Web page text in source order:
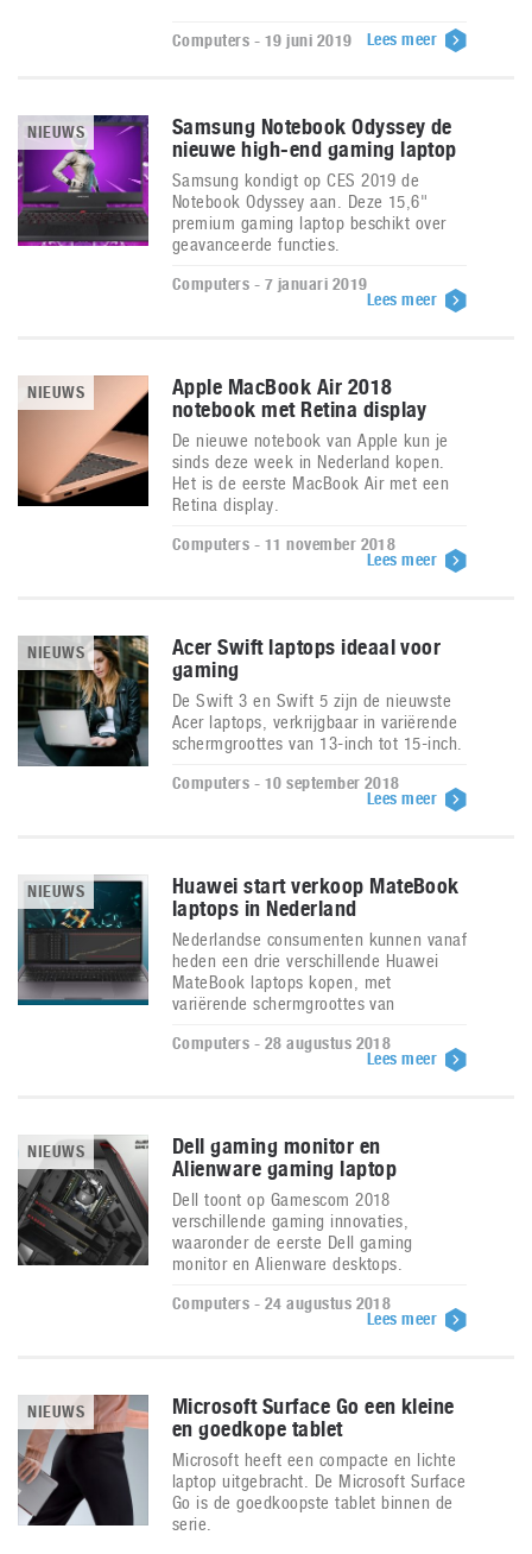
Computers - 19 juni 2019 Lees meer
NIEUWS
Samsung Notebook Odyssey de
nieuwe high-end gaming laptop
Samsung kondigt op CES 2019 de
Notebook Odyssey aan. Deze 15,6"
premium gaming laptop beschikt over
geavanceerde functies.
Computers - 7 januari 2019
Lees meer
NIEUWS
Apple MacBook Air 2018
notebook met Retina display
De nieuwe notebook van Apple kun je
sinds deze week in Nederland kopen.
Het is de eerste MacBook Air met een
Retina display.
Computers - 11 november 2018
Lees meer
NIEUWS
Acer Swift laptops ideaal voor
gaming
De Swift 3 en Swift 5 zijn de nieuwste
Acer laptops, verkrijgbaar in variërende
schermgroottes van 13-inch tot 15-inch.
Computers - 10 september 2018
Lees meer
NIEUWS
Huawei start verkoop MateBook
laptops in Nederland
Nederlandse consumenten kunnen vanaf
heden een drie verschillende Huawei
MateBook laptops kopen, met
variërende schermgroottes van
Computers - 28 augustus 2018
Lees meer
NIEUWS
Dell gaming monitor en
Alienware gaming laptop
Dell toont op Gamescom 2018
verschillende gaming innovaties,
waaronder de eerste Dell gaming
monitor en Alienware desktops.
Computers - 24 augustus 2018
Lees meer
NIEUWS
Microsoft Surface Go een kleine
en goedkope tablet
Microsoft heeft een compacte en lichte
laptop uitgebracht. De Microsoft Surface
Go is de goedkoopste tablet binnen de
serie.